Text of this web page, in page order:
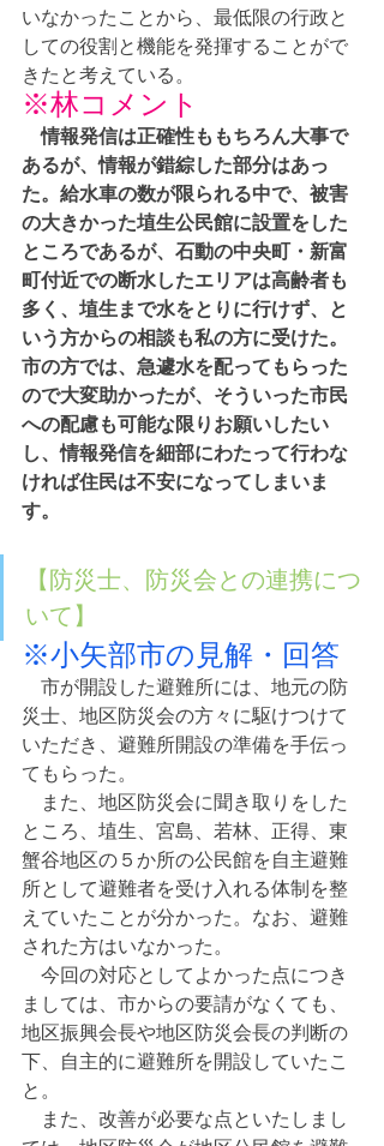
いなかったことから、最低限の行政と
しての役割と機能を発揮することがで
きたと考えている。
※林コメント
情報発信は正確性ももちろん大事で
あるが、情報が錯綜した部分はあっ
た。給水車の数が限られる中で、被害
の大きかった埴生公民館に設置をした
ところであるが、石動の中央町・新富
町付近での断水したエリアは高齢者も
多く、埴生まで水をとりに行けず、と
いう方からの相談も私の方に受けた。
市の方では、急遽水を配ってもらった
ので大変助かったが、そういった市民
への配慮も可能な限りお願いしたい
し、情報発信を細部にわたって行わな
ければ住民は不安になってしまいま
す。
【防災士、防災会との連携につ
いて】
※小矢部市の見解・回答
市が開設した避難所には、地元の防
災士、地区防災会の方々に駆けつけて
いただき、避難所開設の準備を手伝っ
てもらった。
また、地区防災会に聞き取りをした
ところ、埴生、宮島、若林、正得、東
蟹谷地区の５か所の公民館を自主避難
所として避難者を受け入れる体制を整
えていたことが分かった。なお、避難
された方はいなかった。
今回の対応としてよかった点につき
ましては、市からの要請がなくても、
地区振興会長や地区防災会長の判断の
下、自主的に避難所を開設していたこ
と。
また、改善が必要な点といたしまし